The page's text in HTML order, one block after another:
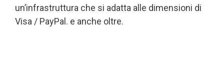
un’infrastruttura che si adatta alle dimensioni di
Visa / PayPal. e anche oltre.